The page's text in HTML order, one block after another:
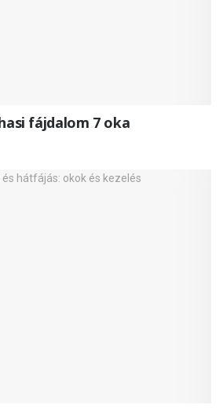
fájdalom 7 oka